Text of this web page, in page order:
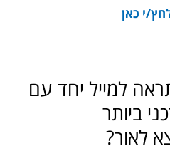
י כאן
למייל יחד עם
לאור?